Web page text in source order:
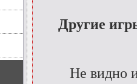
Другие
Не видно